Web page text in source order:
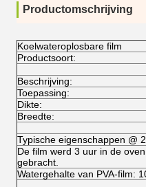
Productomschrijving
Koelwateroplosbare film
Productsoort:
Beschrijving:
Toepassing:
Dikte:
Breedte:
Typische eigenschappen @
De film werd 3 uur in de
gebracht.
Watergehalte van PVA-film: